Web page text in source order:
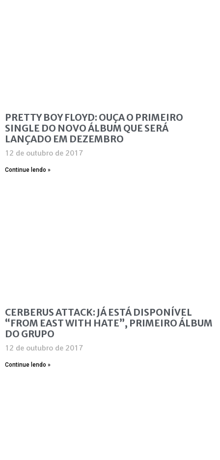
PRETTY BOY FLOYD: OUÇA O PRIMEIRO
SINGLE DO NOVO ÁLBUM QUE SERÁ
LANÇADO EM DEZEMBRO
12 de outubro de 2017
Continue lendo »
CERBERUS ATTACK: JÁ ESTÁ DISPONÍVEL
“FROM EAST WITH HATE”, PRIMEIRO ÁLBUM
DO GRUPO
12 de outubro de 2017
Continue lendo »